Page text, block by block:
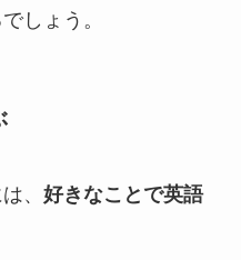
しょう。
、 好きなことで英語